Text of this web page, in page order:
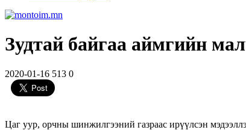
Зудтай байгаа аймгийн
2020-01-16 513 0
Цаг уур, орчны шинжилгээний газраас ирүүлсэн